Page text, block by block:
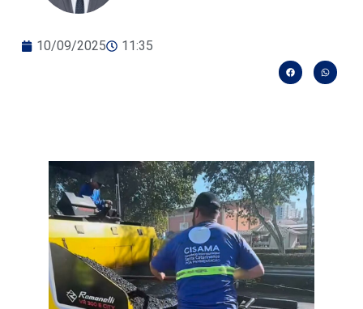
10/09/2025 11:35